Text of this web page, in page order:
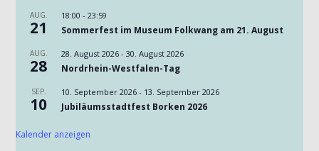
AUG.
21
18:00 -23:59
Sommerfest im Museum Folkwang am 21. August
AUG.
28
28. August 2026 -30. August 2026
Nordrhein-Westfalen-Tag
SEP.
10
10. September 2026 - 13. September 2026
Jubiläumsstadtfest Borken 2026
Kalender anzeigen